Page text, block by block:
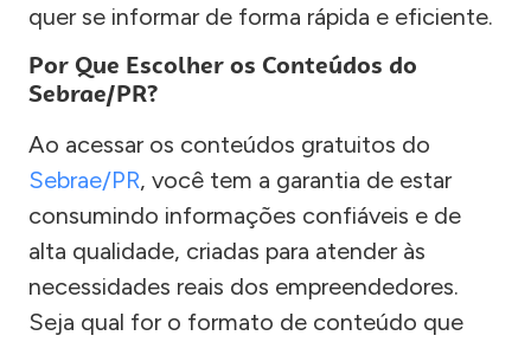
quer se informar de forma rápida e eficiente.
Por Que Escolher os Conteúdos do
Sebrae/PR?
Ao acessar os conteúdos gratuitos do
Sebrae/PR, você tem a garantia de estar
consumindo informações confiáveis e de
alta qualidade, criadas para atender às
necessidades reais dos empreendedores.
Seja qual for o formato de conteúdo que